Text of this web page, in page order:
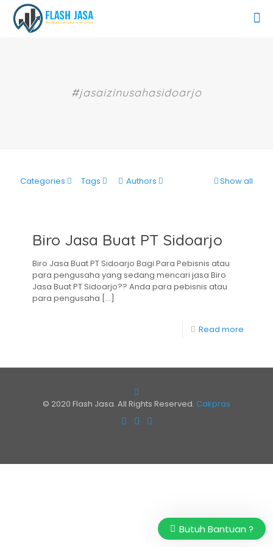
#jasaizinusahasidoarjo
Categories Tags Authors Show all
Biro Jasa Buat PT Sidoarjo
Biro Jasa Buat PT Sidoarjo Bagi Para Pebisnis atau
para pengusaha yang sedang mencari jasa Biro
Jasa Buat PT Sidoarjo?? Anda para pebisnis atau
para pengusaha […]
Read more
© 2020 Flash Jasa. All Rights Reserved. Cakpras
Butuh Bantuan ?